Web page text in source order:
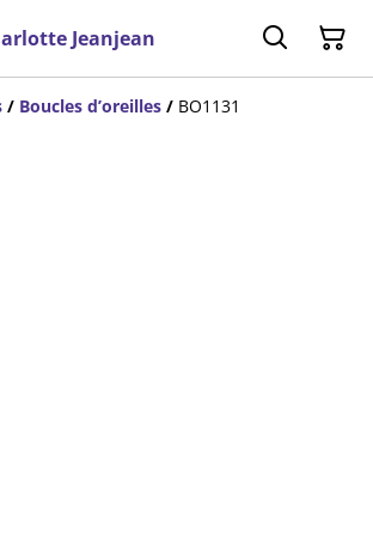
Jeanjean
/ Boucles d’oreilles / BO1131